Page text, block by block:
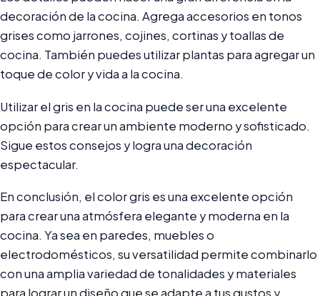
decoración de la cocina. Agrega accesorios en tonos
grises como jarrones, cojines, cortinas y toallas de
cocina. También puedes utilizar plantas para agregar un
toque de color y vida a la cocina.
Utilizar el gris en la cocina puede ser una excelente
opción para crear un ambiente moderno y sofisticado.
Sigue estos consejos y logra una decoración
espectacular.
En conclusión, el color gris es una excelente opción
para crear una atmósfera elegante y moderna en la
cocina. Ya sea en paredes, muebles o
electrodomésticos, su versatilidad permite combinarlo
con una amplia variedad de tonalidades y materiales
para lograr un diseño que se adapte a tus gustos y